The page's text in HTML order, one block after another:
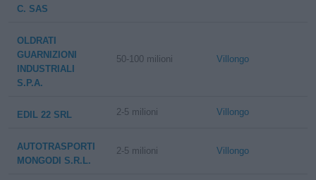
C. SAS
OLDRATI
GUARNIZIONI
INDUSTRIALI
S.P.A.
50-100 milioni Villongo
EDIL 22 SRL 2-5 milioni Villongo
AUTOTRASPORTI
MONGODI S.R.L.
2-5 milioni Villongo